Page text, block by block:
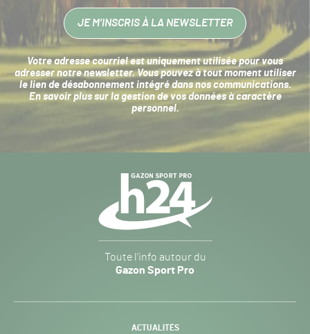
JE M’INSCRIS À LA NEWSLETTER
Votre adresse courriel est uniquement utilisée pour vous
adresser notre newsletter. Vous pouvez à tout moment utiliser
le lien de désabonnement intégré dans nos communications.
En savoir plus sur la gestion de vos données à caractère
personnel.
Sport
Pro
-
Toute l’info autour du
Gazon Sport Pro
ACTUALITÉS